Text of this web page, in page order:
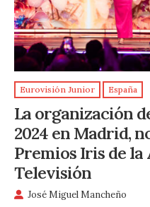
Eurovisión Junior España
La organización
2024 en Madrid,
Premios Iris de la
Televisión
José Miguel Mancheño